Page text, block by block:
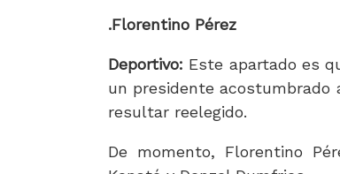
.Florentino Pérez
Deportivo: Este apartado es
un presidente acostumbrado
resultar reelegido.
De momento, Florentino